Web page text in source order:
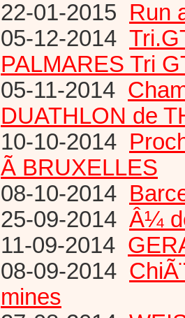
22-01-2015 Run
05-12-2014
PALMARES Tri
05-11-2014
DUATHLON de
10-10-2014
Ã BRUXELLES
08-10-2014
25-09-2014 Â¼
11-09-2014
08-09-2014
mines